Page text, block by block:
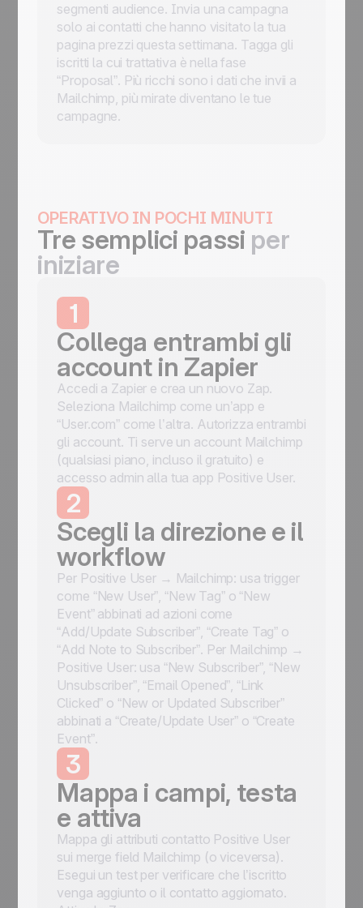
segmenti audience. Invia una campagna
solo ai contatti che hanno visitato la tua
pagina prezzi questa settimana. Tagga gli
iscritti la cui trattativa è nella fase
“Proposal”. Più ricchi sono i dati che invii a
Mailchimp, più mirate diventano le tue
campagne.
OPERATIVO IN POCHI MINUTI
Tre semplici passi per
iniziare
1
Collega entrambi gli
account in Zapier
Accedi a Zapier e crea un nuovo Zap.
Seleziona Mailchimp come un’app e
“User.com” come l’altra. Autorizza entrambi
gli account. Ti serve un account Mailchimp
(qualsiasi piano, incluso il gratuito) e
accesso admin alla tua app Positive User.
2
Scegli la direzione e il
workflow
Per Positive User → Mailchimp: usa trigger
come “New User”, “New Tag” o “New
Event” abbinati ad azioni come
“Add/Update Subscriber”, “Create Tag” o
“Add Note to Subscriber”. Per Mailchimp →
Positive User: usa “New Subscriber”, “New
Unsubscriber”, “Email Opened”, “Link
Clicked” o “New or Updated Subscriber”
abbinati a “Create/Update User” o “Create
Event”.
3
Mappa i campi, testa
e attiva
Mappa gli attributi contatto Positive User
sui merge field Mailchimp (o viceversa).
Esegui un test per verificare che l’iscritto
venga aggiunto o il contatto aggiornato.